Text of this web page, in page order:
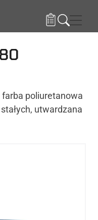
farba poliuretanowa
utwardzana